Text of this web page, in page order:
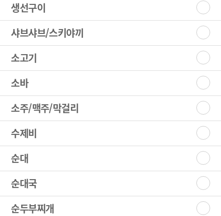
생선구이
샤브샤브/스키야끼
소고기
소바
소주/맥주/막걸리
수제비
순대
순대국
순두부찌개